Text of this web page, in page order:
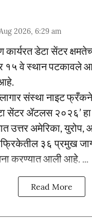
2026, 6:29 am
कार्यरत डेटा सेंटर
१५ वे स्थान पटकावले
संस्था नाइट फ्रँकने
सेंटर ॲटलस २०२६’ हा
उत्तर अमेरिका,
३६ प्रमुख
करण्यात आली आहे. ...
Read More